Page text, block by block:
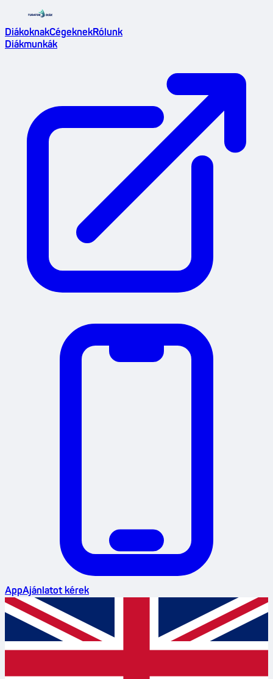
DiákoknakCégeknekRólunk
Diákmunkák
AppAjánlatot kérek